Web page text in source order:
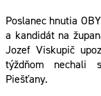
Poslanec hnutia
a kandidát na
Jozef Viskupič
týždňom nechali
Piešťany.